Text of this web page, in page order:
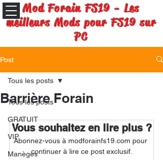
Mod Forain FS19 - Les
meilleurs Mods pour FS19 sur
PC
Post
Tous les posts
GRATUIT
VIP
Manèges
Tous les posts
Barrière Forain
Vous souhaitez en lire plus ?
Abonnez-vous à modforainfs19.com pour
continuer à lire ce post exclusif.